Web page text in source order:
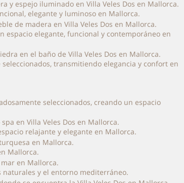
elegante y luminoso en Mallorca.
espacio elegante, funcional y contemporáneo en
transmitiendo elegancia y confort en
seleccionados, creando un espacio
relajante y elegante en Mallorca.
Mallorca.
naturales y el entorno mediterráneo.